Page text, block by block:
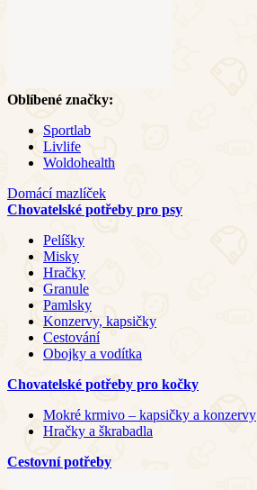
Oblíbené značky:
Sportlab
Livlife
Woldohealth
Domácí mazlíček
Chovatelské potřeby pro psy
Pelíšky
Misky
Hračky
Granule
Pamlsky
Konzervy, kapsičky
Cestování
Obojky a vodítka
Chovatelské potřeby pro kočky
Mokré krmivo – kapsičky a konzervy
Hračky a škrabadla
Cestovní potřeby